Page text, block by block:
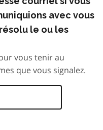
avec vous
le ou les
vous tenir au
que vous signalez.